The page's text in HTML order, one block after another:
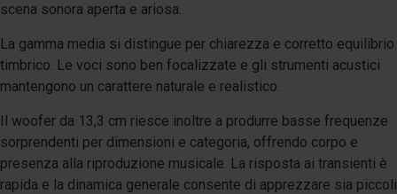
scena sonora aperta e ariosa.
La gamma media si distingue per chiarezza e corretto equilibrio
timbrico. Le voci sono ben focalizzate e gli strumenti acustici
mantengono un carattere naturale e realistico.
Il woofer da 13,3 cm riesce inoltre a produrre basse frequenze
sorprendenti per dimensioni e categoria, offrendo corpo e
presenza alla riproduzione musicale. La risposta ai transienti è
rapida e la dinamica generale consente di apprezzare sia piccoli